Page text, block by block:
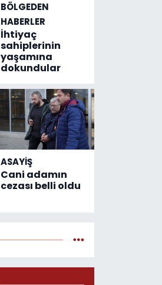
BÖLGEDEN
HABERLER
İhtiyaç
sahiplerinin
yaşamına
dokundular
ASAYİŞ
Cani adamın
cezası belli oldu